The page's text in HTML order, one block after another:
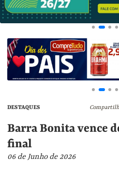
DESTAQUES
Barra Bonita vence
final
06 de Junho de 2026